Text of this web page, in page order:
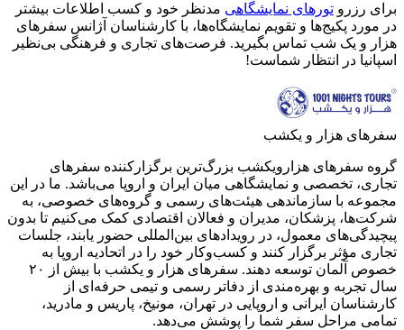
برای رزرو تورهای نمایشگاهی مدنظر خود و کسب اطلاعات بیشتر
در مورد پکیج‌ها و تقویم نمایشگاه‌ها، با کارشناسان آژانس سفرهای
هزار و یک شب تماس بگیرید. فرصت‌های تجاری و فرهنگی بی‌نظیر
اسپانیا در انتظار شماست!
سفرهای هزار و یکشب
گروه سفرهای هزارویکشب بزرگ‌ترین برگزارکننده سفرهای
تجاری، تخصصی و نمایشگاهی میان ایران و اروپا می‌باشد. ما در این
مجموعه با سازماندهی هیئت‌های رسمی و گروه‌های خصوصی، به
شرکت‌ها، پزشکان، مدیران و فعالان اقتصادی کمک می‌کنیم تا بدون
پیچیدگی‌های معمول، در رویدادهای بین‌المللی حضور یابند، جلسات
تجاری مؤثر برگزار کنند و کسب‌وکار خود را در اتحادیه اروپا به
خصوص آلمان توسعه دهند. سفر‌های هزار و یکشب با بیش از ۲۰
سال تجربه و بهره‌مندی از دفاتر رسمی و تیمی حرفه‌ای از
کارشناسان ایرانی و اروپایی در تهران، مونیخ، پاریس و مادرید،
تمامی مراحل سفر شما را پوشش می‌دهد.